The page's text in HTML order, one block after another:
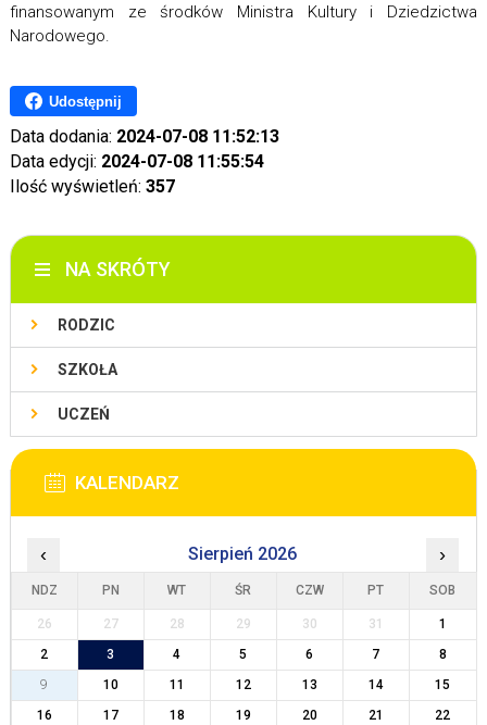
finansowanym ze środków Ministra Kultury i Dziedzictwa
Narodowego.
Udostępnij
Data dodania: 2024-07-08 11:52:13
Data edycji: 2024-07-08 11:55:54
Ilość wyświetleń: 357
NA SKRÓTY
RODZIC
SZKOŁA
UCZEŃ
KALENDARZ
‹ Sierpień 2026 ›
NDZ PN WT ŚR CZW PT SOB
26 27 28 29 30 31
1
2
3 4 5 6 7
8
9
10 11 12 13 14
15
16
17 18 19 20 21
22